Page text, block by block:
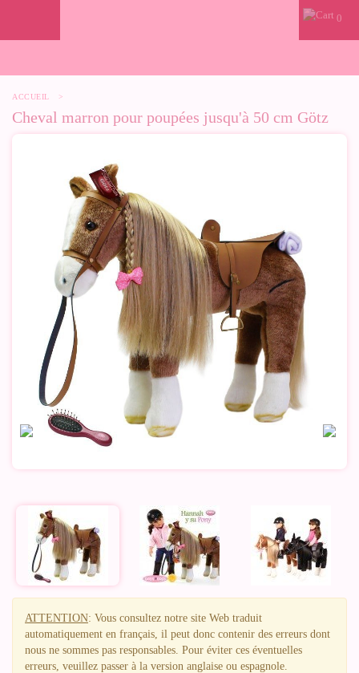
0
ACCUEIL >
Cheval marron pour poupées jusqu'à 50 cm Götz
ATTENTION: Vous consultez notre site Web traduit
automatiquement en français, il peut donc contenir des erreurs dont
nous ne sommes pas responsables. Pour éviter ces éventuelles
erreurs, veuillez passer à la version anglaise ou espagnole.